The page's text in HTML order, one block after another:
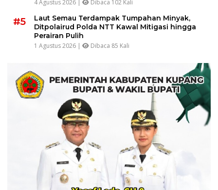
4 Agustus 2026 | Dibaca 102 Kali
#5
Laut Semau Terdampak Tumpahan Minyak,
Ditpolairud Polda NTT Kawal Mitigasi hingga
Perairan Pulih
1 Agustus 2026 | Dibaca 85 Kali